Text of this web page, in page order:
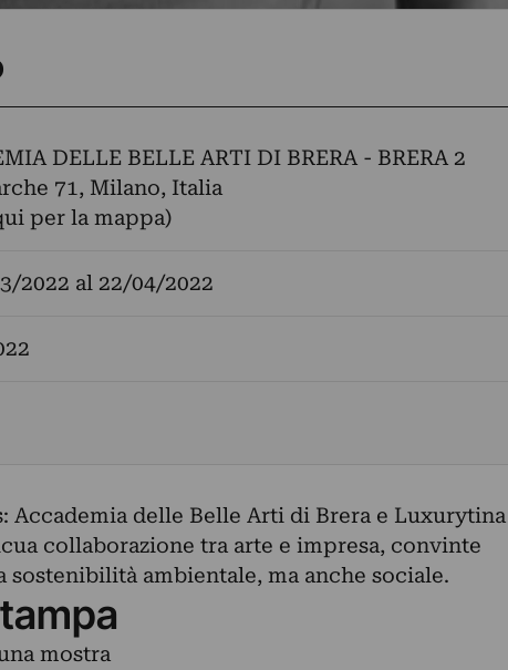
DELLE BELLE ARTI DI BRERA - BRERA 2
71, Milano, Italia
per la mappa)
2022 al 22/04/2022
Accademia delle Belle Arti di Brera e Luxurytina
collaborazione tra arte e impresa, convinte
ambientale, ma anche sociale.
mostra